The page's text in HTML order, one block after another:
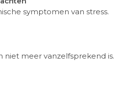
symptomen van stress.
niet meer vanzelfsprekend is.